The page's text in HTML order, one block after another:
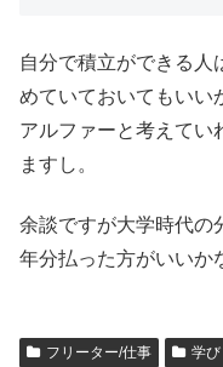
自分で積立ができる人
めていておいてもいい
アルファーと考えてい
ますし。
余談ですが大学時代の
年分払った方がいいか
フリーター/仕事 学び